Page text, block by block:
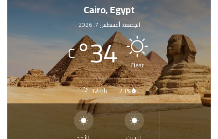
Cairo, Egypt
الجمعة, أغسطس 7, 2026
Clear
34
°
C
23%
32mh